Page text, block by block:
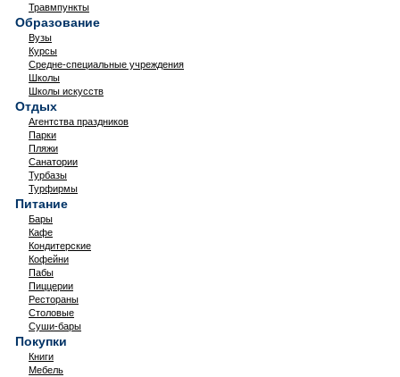
Травмпункты
Образование
Вузы
Курсы
Средне-специальные учреждения
Школы
Школы искусств
Отдых
Агентства праздников
Парки
Пляжи
Санатории
Турбазы
Турфирмы
Питание
Бары
Кафе
Кондитерские
Кофейни
Пабы
Пиццерии
Рестораны
Столовые
Суши-бары
Покупки
Книги
Мебель